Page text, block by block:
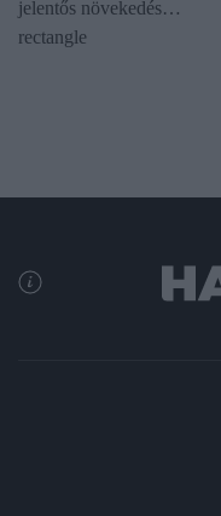
jelentős növekedés…
rectangle